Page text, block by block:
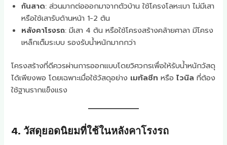
กันสาด: ส่วนมากต่อออกมาจากตัวบ้าน ใช้โครงโลหะเบา ไม่มีเสา
หรือใช้เสารับด้านหน้า 1-2 ต้น
หลังคาโรงรถ: มีเสา 4 ต้น หรือใช้โครงสร้างคล้ายศาลา มีโครง
เหล็กเต็มระบบ รองรับน้ำหนักมากกว่า
โครงสร้างที่ดีควรผ่านการออกแบบโดยวิศวกรเพื่อให้รับน้ำหนักวัสดุ
ได้เพียงพอ โดยเฉพาะเมื่อใช้วัสดุอย่าง เมทัลชีท หรือไวนิล ที่ต้อง
ใช้ฐานรากแข็งแรง
4. วัสดุยอดนิยมที่ใช้ในหลังคาโรงรถ